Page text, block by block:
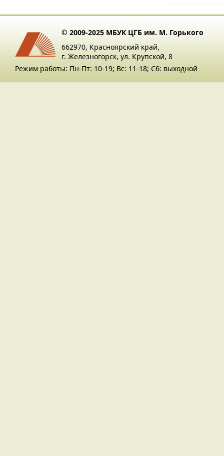
© 2009-2025 МБУК ЦГБ им. М. Горького
662970, Красноярский край,
г. Железногорск, ул. Крупской, 8
Режим работы: Пн-Пт: 10-19; Вс: 11-18; Сб: выходной